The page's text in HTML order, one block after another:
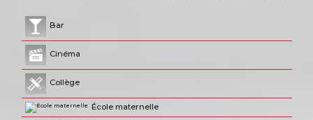
Bar
Cinéma
Collège
École maternelle